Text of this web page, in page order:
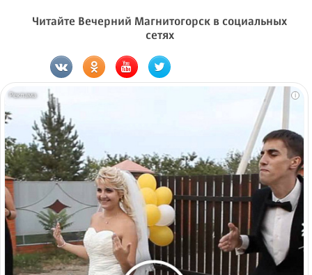
Читайте Вечерний Магнитогорск в социальных
сетях
i